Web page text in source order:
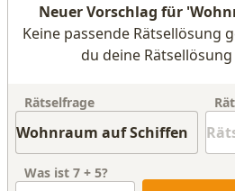
Neuer Vorschlag für
Keine passende Rätsellösung
du deine
Rätselfrage
Was ist 7 + 5?